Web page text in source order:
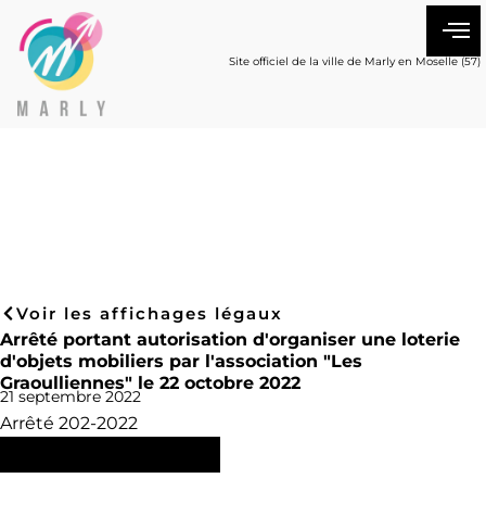
Site officiel de la ville de Marly en Moselle (57)
Voir les affichages légaux
Arrêté portant autorisation d'organiser une loterie
d'objets mobiliers par l'association "Les
Graoulliennes" le 22 octobre 2022
21 septembre 2022
Arrêté 202-2022